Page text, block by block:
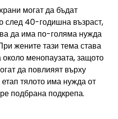
могат да бъдат
след 40-годишна възраст,
да има по-голяма нужда
жените тази тема става
менопаузата, защото
да повлияят върху
етап тялото има нужда от
подбрана подкрепа.